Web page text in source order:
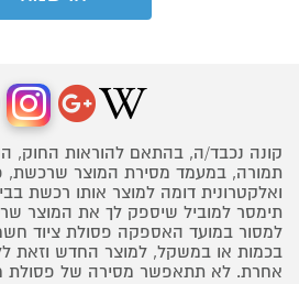
קונה נכבד/ה, בהתאם להוראות החוק,
תמורה, במעמד מסירת המוצר שרכשת,
ואלקטרונית דומה למוצר אותו רכשת
תימסר למוביל שיספק לך את המוצר
למסור במועד האספקה פסולת ציוד
בכמות או במשקל, למוצר החדש וזאת
אחרת. לא תתאפשר מסירה של פסולת